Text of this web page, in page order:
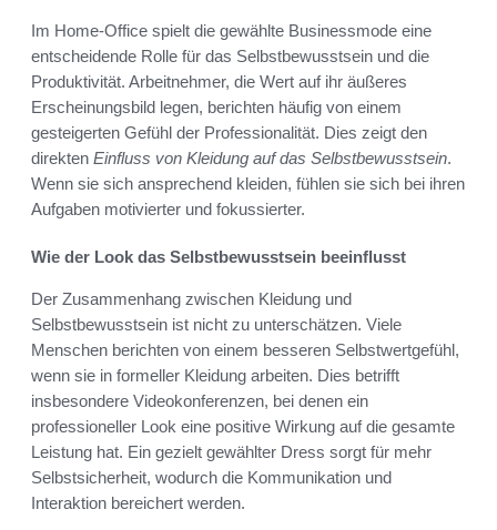
Im Home-Office spielt die gewählte Businessmode eine
entscheidende Rolle für das Selbstbewusstsein und die
Produktivität. Arbeitnehmer, die Wert auf ihr äußeres
Erscheinungsbild legen, berichten häufig von einem
gesteigerten Gefühl der Professionalität. Dies zeigt den
direkten Einfluss von Kleidung auf das Selbstbewusstsein.
Wenn sie sich ansprechend kleiden, fühlen sie sich bei ihren
Aufgaben motivierter und fokussierter.
Wie der Look das Selbstbewusstsein beeinflusst
Der Zusammenhang zwischen Kleidung und
Selbstbewusstsein ist nicht zu unterschätzen. Viele
Menschen berichten von einem besseren Selbstwertgefühl,
wenn sie in formeller Kleidung arbeiten. Dies betrifft
insbesondere Videokonferenzen, bei denen ein
professioneller Look eine positive Wirkung auf die gesamte
Leistung hat. Ein gezielt gewählter Dress sorgt für mehr
Selbstsicherheit, wodurch die Kommunikation und
Interaktion bereichert werden.